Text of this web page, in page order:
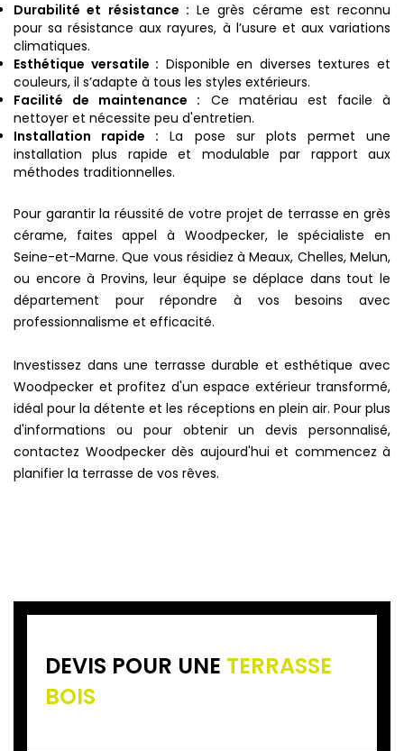
Durabilité et résistance : Le grès cérame est reconnu
pour sa résistance aux rayures, à l’usure et aux variations
climatiques.
Esthétique versatile : Disponible en diverses textures et
couleurs, il s’adapte à tous les styles extérieurs.
Facilité de maintenance : Ce matériau est facile à
nettoyer et nécessite peu d'entretien.
Installation rapide : La pose sur plots permet une
installation plus rapide et modulable par rapport aux
méthodes traditionnelles.
Pour garantir la réussité de votre projet de terrasse en grès
cérame, faites appel à Woodpecker, le spécialiste en
Seine-et-Marne. Que vous résidiez à Meaux, Chelles, Melun,
ou encore à Provins, leur équipe se déplace dans tout le
département pour répondre à vos besoins avec
professionnalisme et efficacité.
Investissez dans une terrasse durable et esthétique avec
Woodpecker et profitez d'un espace extérieur transformé,
idéal pour la détente et les réceptions en plein air. Pour plus
d'informations ou pour obtenir un devis personnalisé,
contactez Woodpecker dès aujourd'hui et commencez à
planifier la terrasse de vos rêves.
DEVIS POUR UNE TERRASSE
BOIS